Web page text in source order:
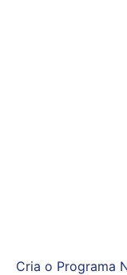
Cria o Programa